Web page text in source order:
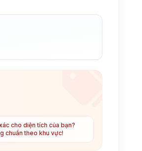
cho diện tích của bạn?
chuẩn theo khu vực!